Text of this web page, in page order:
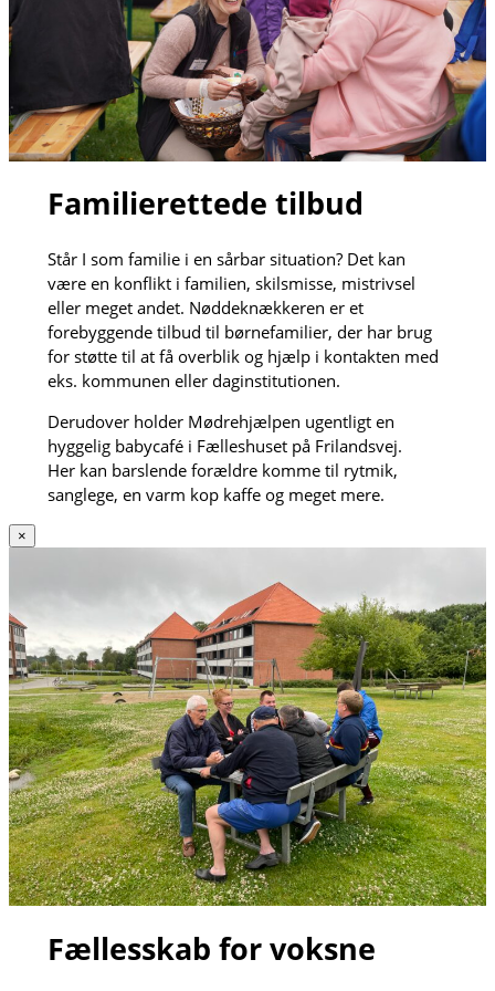
Familierettede tilbud
Står I som familie i en sårbar situation? Det kan
være en konflikt i familien, skilsmisse, mistrivsel
eller meget andet. Nøddeknækkeren er et
forebyggende tilbud til børnefamilier, der har brug
for støtte til at få overblik og hjælp i kontakten med
eks. kommunen eller daginstitutionen.
Derudover holder Mødrehjælpen ugentligt en
hyggelig babycafé i Fælleshuset på Frilandsvej.
Her kan barslende forældre komme til rytmik,
sanglege, en varm kop kaffe og meget mere.
×
Fællesskab for voksne